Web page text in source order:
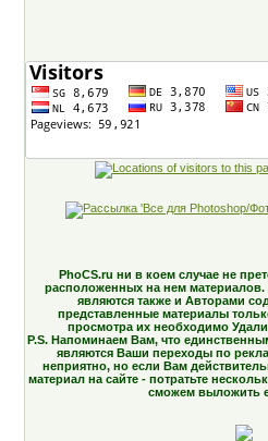
PhoCS.ru ни в коем случае не
расположенных на нем
являются также и Авторами
представленные материалы
просмотра их необходимо
P.S. Напоминаем Вам, что
являются Ваши переходы по
неприятно, но если Вам
материал на сайте - потратьте
сможем выложить